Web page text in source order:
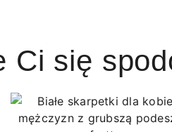
Ci się